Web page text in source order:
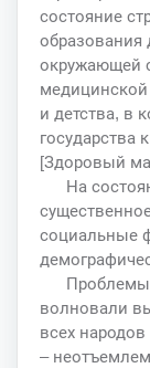
состояние
образования
окружающей
и детства, в
государства
[Здоровый
На
социальные
Проблемы
волновали
всех
–